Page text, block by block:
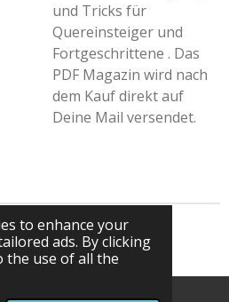
to enhance your
ads. By clicking
the use of all the
und Tricks für
Quereinsteiger und
Fortgeschrittene . Das
PDF Magazin wird nach
dem Kauf direkt auf
Deine Mail versendet.
432Hz Composer